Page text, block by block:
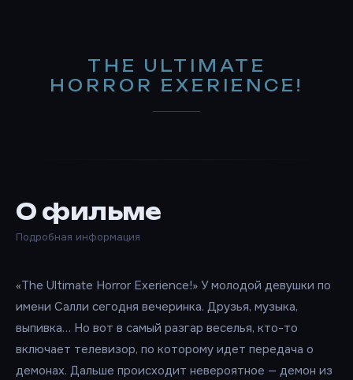
THE ULTIMATE
HORROR EXERIENCE!
О фильме
Подробная информация
«The Ultimate Horror Exerience!» У молодой девушки по
имени Салли сегодня вечеринка. Друзья, музыка,
выпивка… Но вот в самый разгар веселья, кто-то
включает телевизор, по которому идет передача о
демонах. Дальше происходит невероятное — демон из